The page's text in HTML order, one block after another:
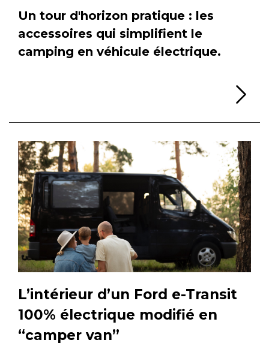
Un tour d'horizon pratique : les
accessoires qui simplifient le
camping en véhicule électrique.
L’intérieur d’un Ford e-Transit
100% électrique modifié en
“camper van”